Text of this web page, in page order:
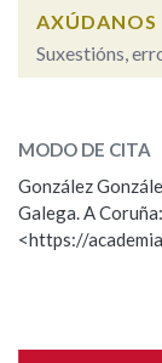
AXÚDANOS
Suxestións,
ESCOLLE
Propoño
MODO DE CITA
González
Galega. A
<https://